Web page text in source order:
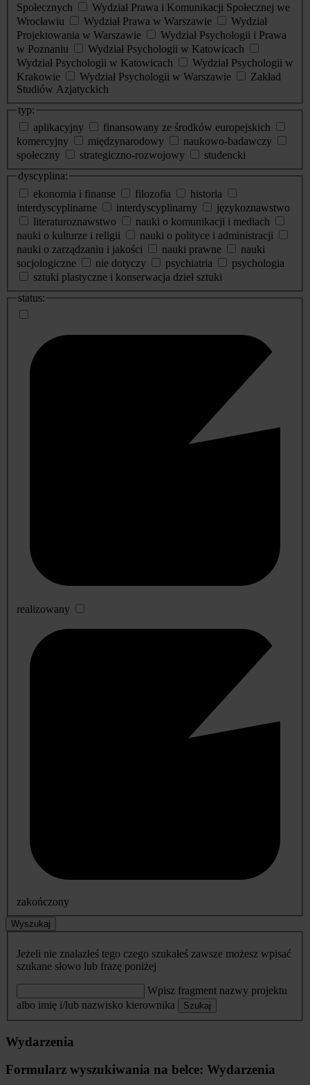
Społecznych
Wydział Prawa i Komunikacji Społecznej we
Wrocławiu
Wydział Prawa w Warszawie
Wydział
Projektowania w Warszawie
Wydział Psychologii i Prawa
w Poznaniu
Wydział Psychologii w Katowicach
Wydział Psychologii w Katowicach
Wydział Psychologii w
Krakowie
Wydział Psychologii w Warszawie
Zakład
Studiów Azjatyckich
typ:
aplikacyjny
finansowany ze środków europejskich
komercyjny
międzynarodowy
naukowo-badawczy
społeczny
strategiczno-rozwojowy
studencki
dyscyplina:
ekonomia i finanse
filozofia
historia
interdyscyplinarne
interdyscyplinarny
językoznawstwo
literaturoznawstwo
nauki o komunikacji i mediach
nauki o kulturze i religii
nauki o polityce i administracji
nauki o zarządzaniu i jakości
nauki prawne
nauki
socjologiczne
nie dotyczy psychiatria
psychologia
sztuki plastyczne i konserwacja dzieł sztuki
status:
realizowany
zakończony
Wyszukaj
Jeżeli nie znalazłeś tego czego szukałeś zawsze możesz wpisać
szukane słowo lub frazę poniżej
Wpisz fragment nazwy projektu
albo imię i/lub nazwisko kierownika
Szukaj
Wydarzenia
Formularz wyszukiwania na belce: Wydarzenia